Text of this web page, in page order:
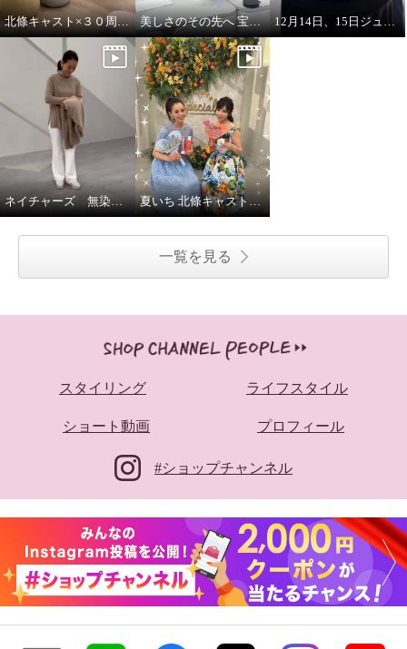
北條キャスト×３０周年タブレットにシール貼り 美しさのその先へ 宝石のように輝く 神秘のオイル レッドオメガ１００ 12月14日、15日ジュエリー・ゴールド特別販売会 開催
ネイチャーズ 無染色カシミヤケーブル使いコーディガン 夏いち 北條キャストいちおし！パーリーデュー
一覧を見る
スタイリング ライフスタイル
ショート動画 プロフィール
#ショップチャンネル